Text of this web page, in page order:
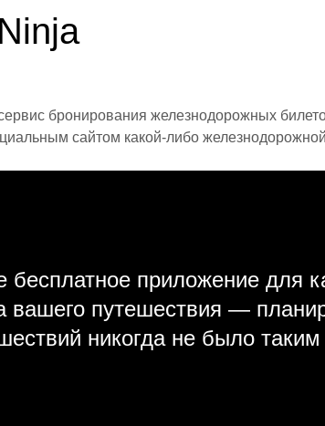
бронирования железнодорожных
сайтом какой-либо
бесплатное приложение для
вашего путешествия —
никогда не было